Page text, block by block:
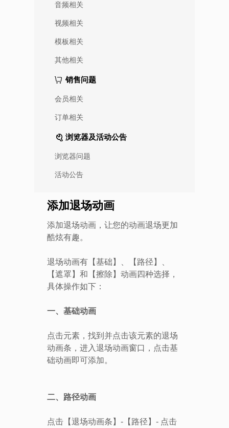
音频相关
视频相关
模板相关
其他相关
销售问题
会员相关
订单相关
浏览器及活动公告
浏览器问题
活动公告
添加退场动画
添加退场动画，让您的动画退场更加
酷炫有趣。
退场动画有【基础】、【路径】、
【遮罩】和【擦除】动画四种选择，
具体操作如下：
一、基础动画
点击元素，找到并点击该元素的退场
动画条，进入退场动画窗口，点击基
础动画即可添加。
二、路径动画
点击【退场动画条】-【路径】- 点击